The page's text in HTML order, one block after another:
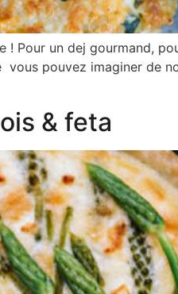
un dej gourmand,
vous pouvez imaginer de
& feta